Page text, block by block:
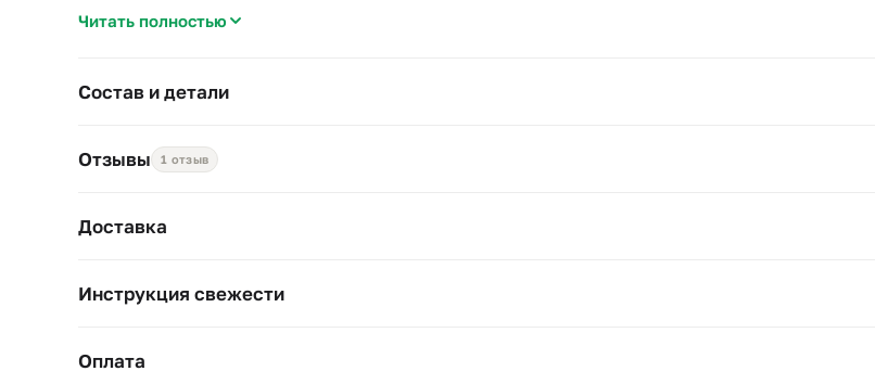
Рекомендации по уходу: обильный полив, полутень, пересадить растение в открытый грунт.
Читать полностью
Состав и детали
Отзывы 1 отзыв
Доставка
Инструкция свежести
Оплата